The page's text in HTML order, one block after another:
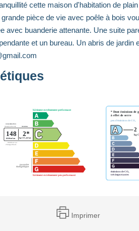
cette maison d'habitation de
pièce de vie avec poêle à bois
avec buanderie attenante. Une suite
et un bureau. Un abris de
Imprimer